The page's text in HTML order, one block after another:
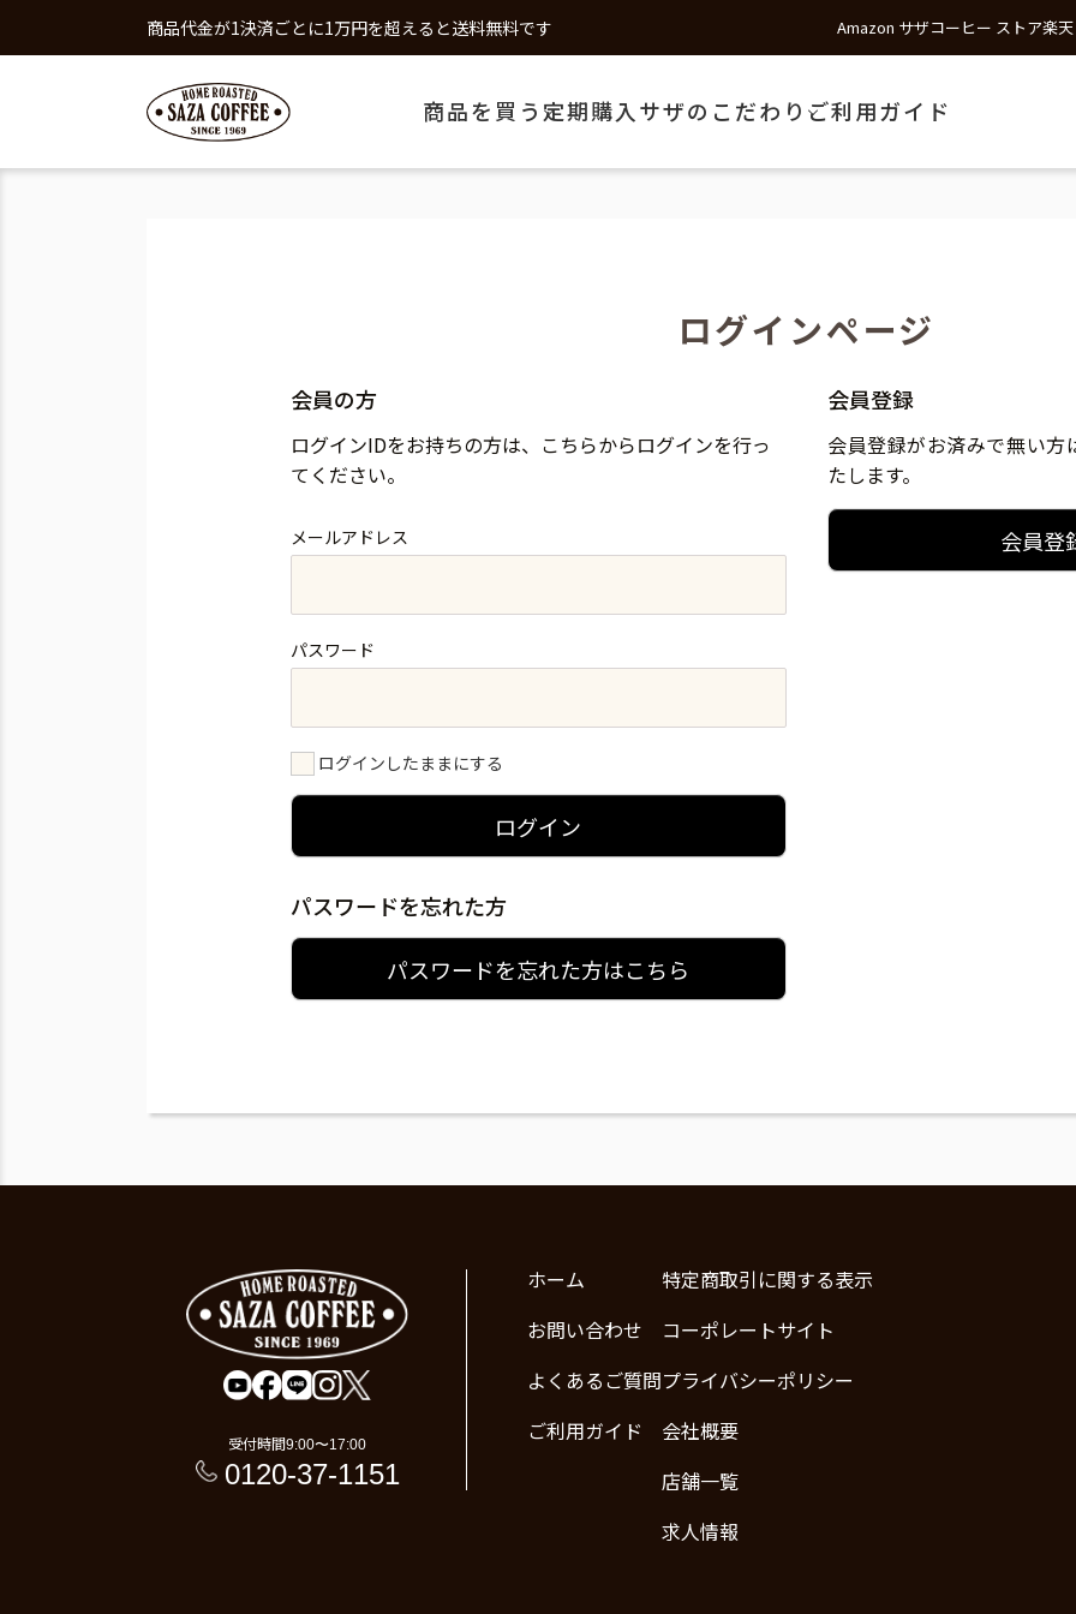
商品代金が1決済ごとに1万円を超えると送料無料です Amazon サザコーヒー ストア楽
商品を買う 定期購入 サザのこだわり ご利用ガイド
ログインページ
会員の方
ログインIDをお持ちの方は、こちらからログインを行っ
てください。
メールアドレス
パスワード
ログインしたままにする
ログイン
パスワードを忘れた方
パスワードを忘れた方はこちら
会員登録
会員登録がお済みで無い
たします。
会員登
受付時間9:00〜17:00
0120-37-1151
ホーム
お問い合わせ
よくあるご質問
ご利用ガイド
特定商取引に関する表示
コーポレートサイト
プライバシーポリシー
会社概要
店舗一覧
求人情報